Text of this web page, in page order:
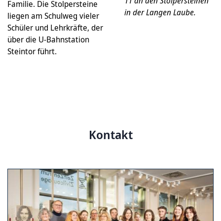
in der Langen Laube.
Familie. Die Stolpersteine
liegen am Schulweg vieler
Schüler und Lehrkräfte, der
über die U-Bahnstation
Steintor führt.
Kontakt